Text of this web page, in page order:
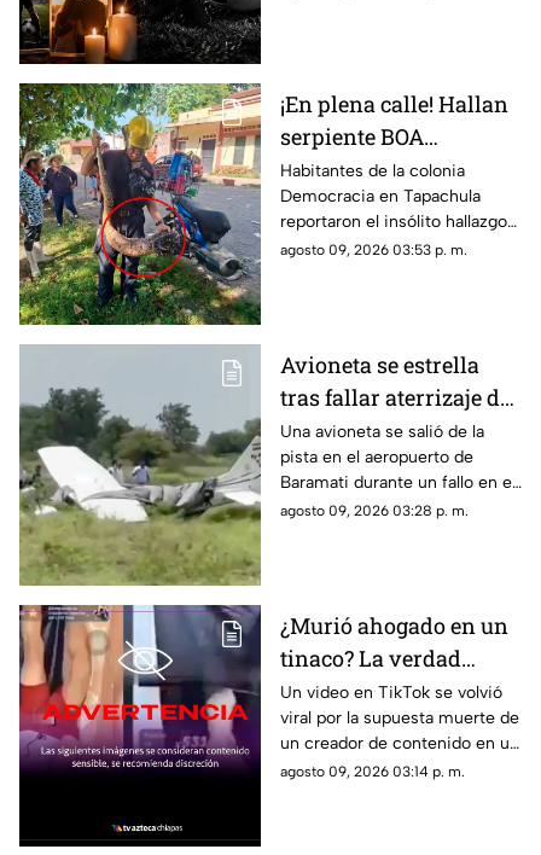
¡En plena calle! Hallan
serpiente BOA
constrictor en
Tapachula, Chiapas
Habitantes de la colonia
Democracia en Tapachula
reportaron el insólito hallazgo
de una boa de gran tamaño en
agosto 09, 2026 03:53 p. m.
Avioneta se estrella
tras fallar aterrizaje de
emergencia en India
(VIDEOS)
Una avioneta se salió de la
pista en el aeropuerto de
Baramati durante un fallo en el
aterrizaje, por lo que terminó
agosto 09, 2026 03:28 p. m.
¿Murió ahogado en un
tinaco? La verdad
detrás del VIDEO de
influencer haciendo
reto viral
Un video en TikTok se volvió
viral por la supuesta muerte de
un creador de contenido en un
tinaco de agua, luego de que
agosto 09, 2026 03:14 p. m.